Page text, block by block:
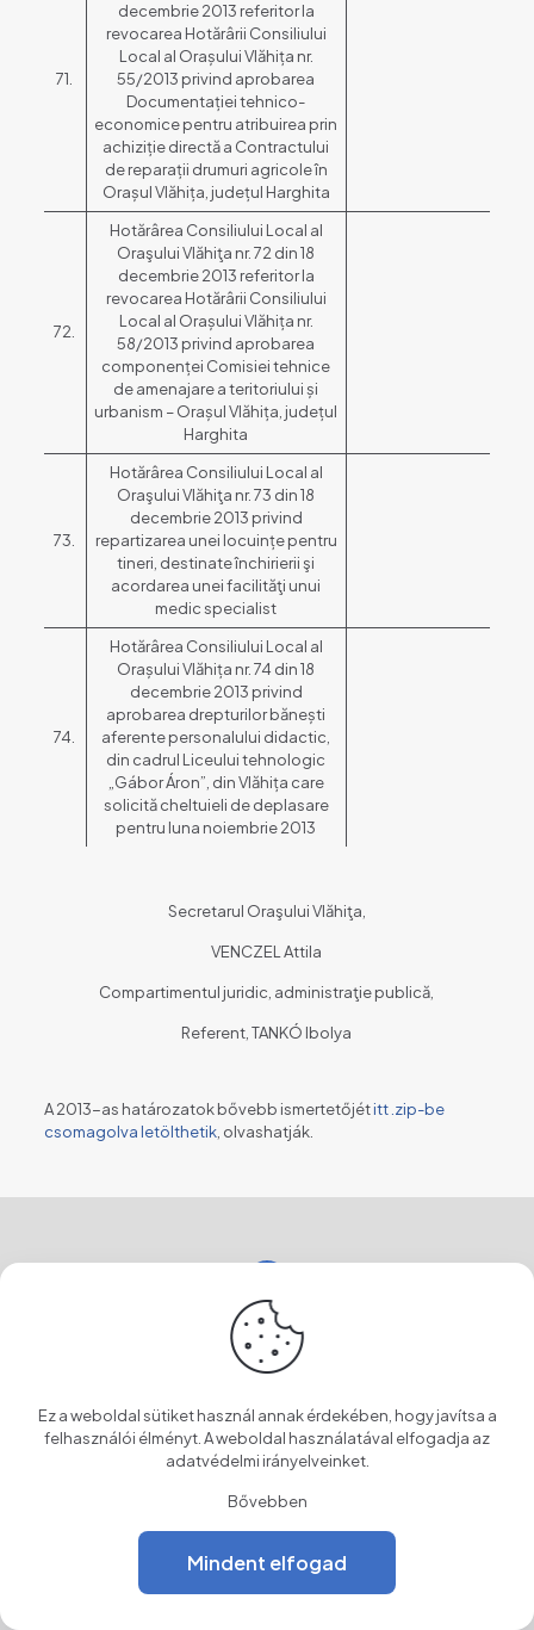
71.
decembrie 2013 referitor la
revocarea Hotărârii Consiliului
Local al Orașului Vlăhița nr.
55/2013 privind aprobarea
Documentației tehnico-
economice pentru atribuirea prin
achiziție directă a Contractului
de reparații drumuri agricole în
Orașul Vlăhița, județul Harghita
72.
Hotărârea Consiliului Local al
Oraşului Vlăhiţa nr. 72 din 18
decembrie 2013 referitor la
revocarea Hotărârii Consiliului
Local al Orașului Vlăhița nr.
58/2013 privind aprobarea
componenței Comisiei tehnice
de amenajare a teritoriului și
urbanism – Orașul Vlăhița, județul
Harghita
73.
Hotărârea Consiliului Local al
Oraşului Vlăhiţa nr. 73 din 18
decembrie 2013 privind
repartizarea unei locuințe pentru
tineri, destinate închirierii şi
acordarea unei facilităţi unui
medic specialist
74.
Hotărârea Consiliului Local al
Orașului Vlăhița nr. 74 din 18
decembrie 2013 privind
aprobarea drepturilor bănești
aferente personalului didactic,
din cadrul Liceului tehnologic
„Gábor Áron”, din Vlăhița care
solicită cheltuieli de deplasare
pentru luna noiembrie 2013
Secretarul Oraşului Vlăhiţa,
VENCZEL Attila
Compartimentul juridic, administraţie publică,
Referent, TANKÓ Ibolya
A 2013-as határozatok bővebb ismertetőjétitt .zip-be
csomagolva letölthetik, olvashatják.
Hétfő-Péntek 7:30-15:30
+40 266 246 634
Szentegyháza Polgármesteri Hivatala
535800 Szentegyháza
Öntők u. 20
+40 266 246 634,+40 266 246 635
Ez a weboldal sütiket használ annak érdekében, hogy javítsa a
felhasználói élményt. A weboldal használatával elfogadja az
adatvédelmi irányelveinket.
Bővebben
Mindent elfogad